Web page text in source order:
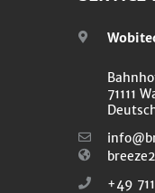
71111
+49